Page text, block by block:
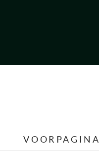
VOORPAGINA